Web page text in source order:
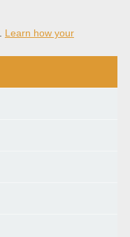
Learn how your